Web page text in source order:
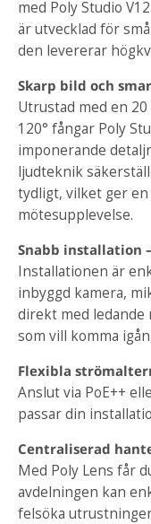
med Poly Studio
är utvecklad för
den levererar
Skarp bild och
Utrustad med en
120° fångar Poly
imponerande
ljudteknik
tydligt, vilket ger
mötesupplevelse.
Snabb installation
Installationen är
inbyggd kamera,
direkt med
som vill komma
Flexibla
Anslut via PoE++
passar din
Centraliserad
Med Poly Lens får
avdelningen kan
felsöka